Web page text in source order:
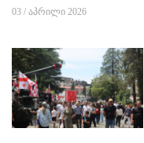
03 / აპრილი 2026